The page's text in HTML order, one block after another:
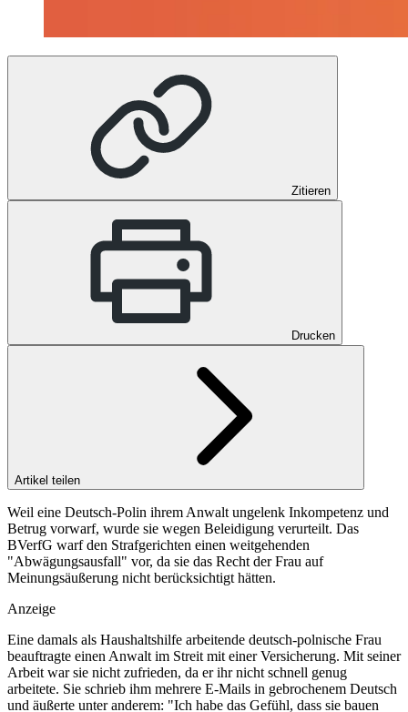
Zitieren
Drucken
Artikel teilen
Weil eine Deutsch-Polin ihrem Anwalt ungelenk Inkompetenz und
Betrug vorwarf, wurde sie wegen Beleidigung verurteilt. Das
BVerfG warf den Strafgerichten einen weitgehenden
"Abwägungsausfall" vor, da sie das Recht der Frau auf
Meinungsäußerung nicht berücksichtigt hätten.
Anzeige
Eine damals als Haushaltshilfe arbeitende deutsch-polnische Frau
beauftragte einen Anwalt im Streit mit einer Versicherung. Mit seiner
Arbeit war sie nicht zufrieden, da er ihr nicht schnell genug
arbeitete. Sie schrieb ihm mehrere E-Mails in gebrochenem Deutsch
und äußerte unter anderem: "Ich habe das Gefühl, dass sie bauen